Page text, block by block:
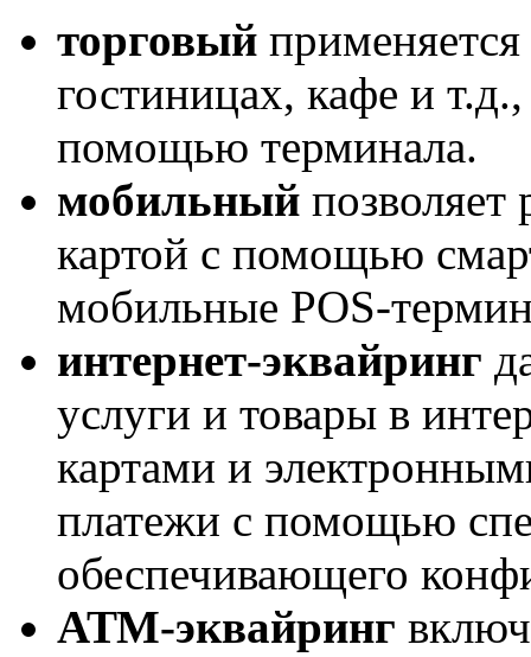
торговый
гостиницах, кафе и т.д.,
помощью терминала.
мобильный позволяет
картой с помощью
мобильные POS-
интернет-эквайринг
услуги и товары в
картами и
платежи с помощью
обеспечивающего
АТМ-эквайринг